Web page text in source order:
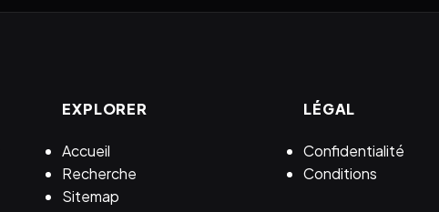
EXPLORER
Accueil
Recherche
Sitemap
LÉGAL
Confidentialité
Conditions